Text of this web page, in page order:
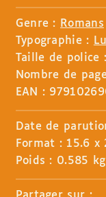
Genre : Romans
Typographie :
Taille de police :
Nombre de
EAN :
Date de
Format : 15.6 x
Poids : 0.585 kg